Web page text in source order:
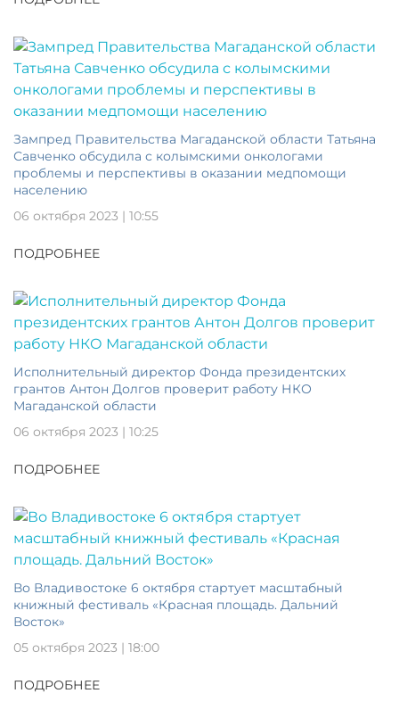
Зампред Правительства Магаданской области Татьяна
Савченко обсудила с колымскими онкологами
проблемы и перспективы в оказании медпомощи
населению
06 октября 2023 | 10:55
ПОДРОБНЕЕ
Исполнительный директор Фонда президентских
грантов Антон Долгов проверит работу НКО
Магаданской области
06 октября 2023 | 10:25
ПОДРОБНЕЕ
Во Владивостоке 6 октября стартует масштабный
книжный фестиваль «Красная площадь. Дальний
Восток»
05 октября 2023 | 18:00
ПОДРОБНЕЕ